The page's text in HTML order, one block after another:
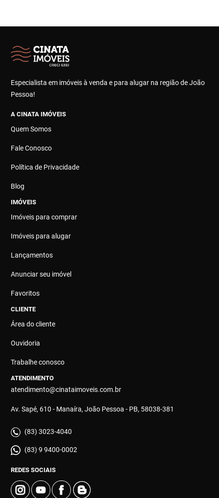
Especialista em imóveis à venda e para alugar na região de João
Pessoa!
A CINATA IMÓVEIS
Quem Somos
Fale Conosco
Política de Privacidade
Blog
IMÓVEIS
Imóveis para comprar
Imóveis para alugar
Lançamentos
Anunciar seu imóvel
Favoritos
CLIENTE
Área do cliente
Ouvidoria
Trabalhe conosco
ATENDIMENTO
atendimento@cinataimoveis.com.br
Av. Sapé, 610 - Manaíra, João Pessoa - PB, 58038-381
(83) 3023-4040
(83) 9 9400-0002
REDES SOCIAIS